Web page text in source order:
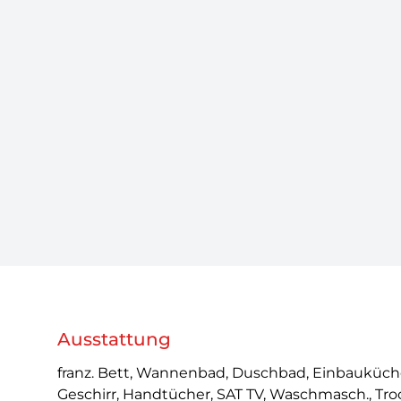
Ausstattung
franz. Bett, Wannenbad, Duschbad,
Geschirr, Handtücher, SAT TV, Waschmasch.,